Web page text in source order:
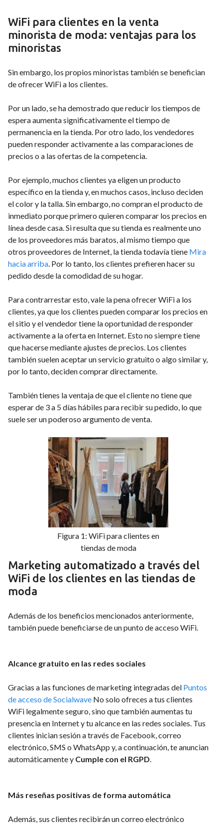
WiFi para clientes en la venta
minorista de moda: ventajas para los
minoristas
Sin embargo, los propios minoristas también se benefician
de ofrecer WiFi a los clientes.
Por un lado, se ha demostrado que reducir los tiempos de
espera aumenta significativamente el tiempo de
permanencia en la tienda. Por otro lado, los vendedores
pueden responder activamente a las comparaciones de
precios o a las ofertas de la competencia.
Por ejemplo, muchos clientes ya eligen un producto
específico en la tienda y, en muchos casos, incluso deciden
el color y la talla. Sin embargo, no compran el producto de
inmediato porque primero quieren comparar los precios en
línea desde casa. Si resulta que su tienda es realmente uno
de los proveedores más baratos, al mismo tiempo que
otros proveedores de Internet, la tienda todavía tiene Mira
hacia arriba. Por lo tanto, los clientes prefieren hacer su
pedido desde la comodidad de su hogar.
Para contrarrestar esto, vale la pena ofrecer WiFi a los
clientes, ya que los clientes pueden comparar los precios en
el sitio y el vendedor tiene la oportunidad de responder
activamente a la oferta en Internet. Esto no siempre tiene
que hacerse mediante ajustes de precios. Los clientes
también suelen aceptar un servicio gratuito o algo similar y,
por lo tanto, deciden comprar directamente.
También tienes la ventaja de que el cliente no tiene que
esperar de 3 a 5 días hábiles para recibir su pedido, lo que
suele ser un poderoso argumento de venta.
Figura 1: WiFi para clientes en
tiendas de moda
Marketing automatizado a través del
WiFi de los clientes en las tiendas de
moda
Además de los beneficios mencionados anteriormente,
también puede beneficiarse de un punto de acceso WiFi.
Alcance gratuito en las redes sociales
Gracias a las funciones de marketing integradas del Puntos
de acceso de Socialwave No solo ofreces a tus clientes
WiFi legalmente seguro, sino que también aumentas tu
presencia en Internet y tu alcance en las redes sociales. Tus
clientes inician sesión a través de Facebook, correo
electrónico, SMS o WhatsApp y, a continuación, te anuncian
automáticamente y Cumple con el RGPD.
Más reseñas positivas de forma automática
Además, sus clientes recibirán un correo electrónico